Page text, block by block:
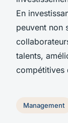
En
peuvent non
talents,
compétitives
Management